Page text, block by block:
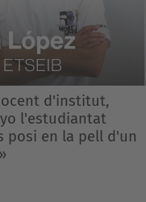
no
en aplicar
sinó inventar
i veure el que